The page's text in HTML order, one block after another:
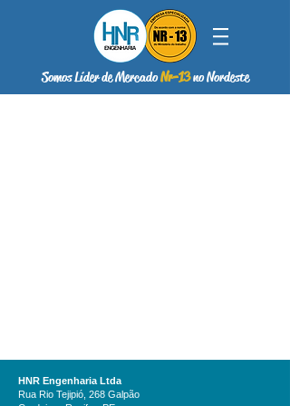
Somos Líder de MercadoNr-13no Nordeste
HNR Engenharia Ltda
Rua Rio Tejipió, 268 Galpão